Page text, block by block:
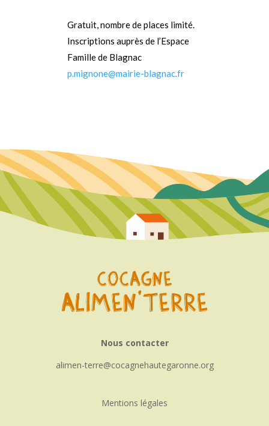
Gratuit, nombre de places limité.
Inscriptions auprès de l’Espace
Famille de Blagnac
p.mignone@mairie-blagnac.fr
Nous contacter
alimen-terre
cocagnehautegaronne.org
Mentions légales